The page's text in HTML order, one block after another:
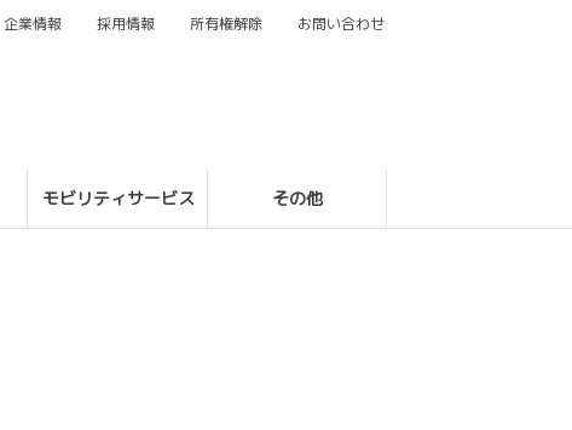
モビリティサービス その他
企業情報 採用情報 所有権解除 お問い合わせ